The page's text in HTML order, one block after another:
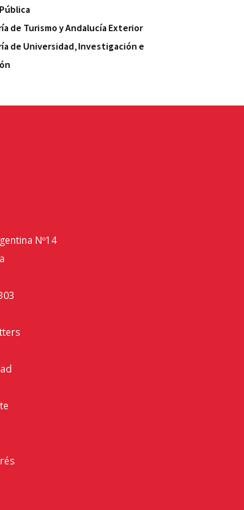
de Turismo y Andalucía Exterior
de Universidad, Investigación e
Nº14